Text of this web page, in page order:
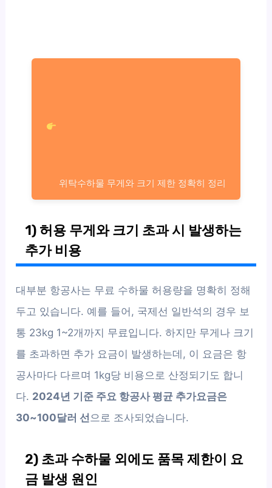
위탁수하물 무게와 크기 제한 정확히 정리
1) 허용 무게와 크기 초과 시 발생하는
추가 비용
대부분 항공사는 무료 수하물 허용량을 명확히 정해
두고 있습니다. 예를 들어, 국제선 일반석의 경우 보
통 23kg 1~2개까지 무료입니다. 하지만 무게나 크기
를 초과하면 추가 요금이 발생하는데, 이 요금은 항
공사마다 다르며 1kg당 비용으로 산정되기도 합니
다. 2024년 기준 주요 항공사 평균 추가요금은
30~100달러 선 으로 조사되었습니다.
2) 초과 수하물 외에도 품목 제한이 요
금 발생 원인